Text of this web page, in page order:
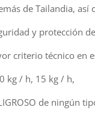
de Tailandia, así
y protección
criterio técnico en
kg / h, 15 kg / h,
de ningún